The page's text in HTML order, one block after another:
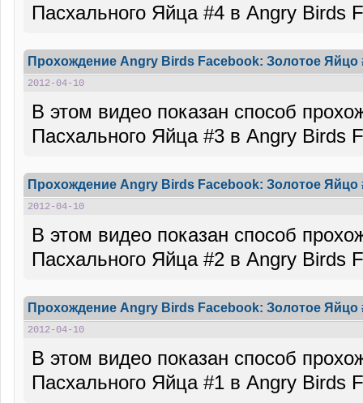
Пасхального Яйца #4 в Angry Birds
Прохождение Angry Birds Facebook: Золотое Яйцо
2012-04-10
В этом видео показан способ
Пасхального Яйца #3 в Angry Birds
Прохождение Angry Birds Facebook: Золотое Яйцо
2012-04-10
В этом видео показан способ
Пасхального Яйца #2 в Angry Birds
Прохождение Angry Birds Facebook: Золотое Яйцо
2012-04-10
В этом видео показан способ
Пасхального Яйца #1 в Angry Birds